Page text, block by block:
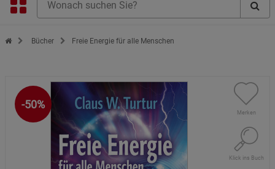
Zur Startseite des Kopp Verlag Online-Shop
Bücher Freie Energie für alle Menschen
-50%
Merken
Klick ins Buch